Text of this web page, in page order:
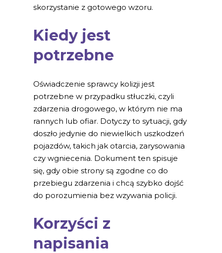
skorzystanie z gotowego wzoru.
Kiedy jest
potrzebne
Oświadczenie sprawcy kolizji jest
potrzebne w przypadku stłuczki, czyli
zdarzenia drogowego, w którym nie ma
rannych lub ofiar. Dotyczy to sytuacji, gdy
doszło jedynie do niewielkich uszkodzeń
pojazdów, takich jak otarcia, zarysowania
czy wgniecenia. Dokument ten spisuje
się, gdy obie strony są zgodne co do
przebiegu zdarzenia i chcą szybko dojść
do porozumienia bez wzywania policji.
Korzyści z
napisania